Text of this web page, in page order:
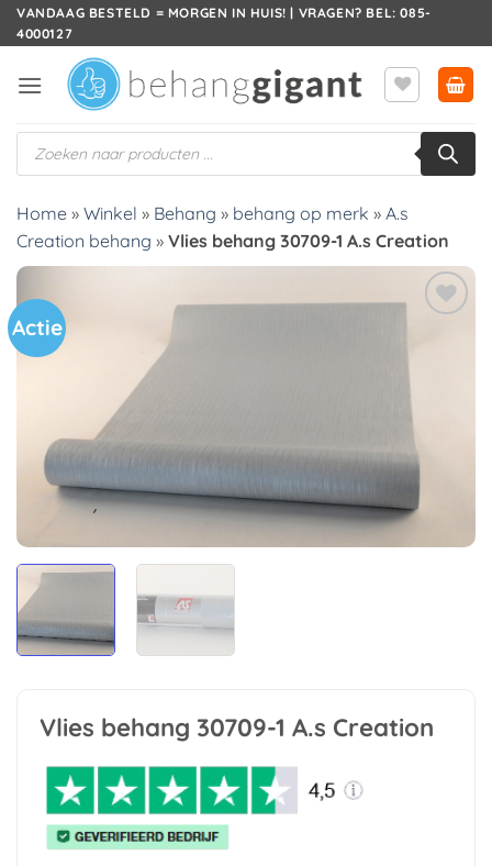
Ga
naar
VANDAAG BESTELD = MORGEN IN HUIS! | VRAGEN? BEL: 085-
4000127
Producten
zoeken
Home » Winkel » Behang » behang op merk » A.s
Creation behang » Vlies behang 30709-1 A.s Creation
Actie
Vlies behang 30709-1 A.s Creation